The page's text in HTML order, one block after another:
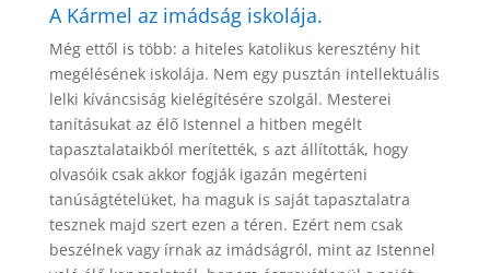
A Kármel az imádság iskolája.
Még ettől is több: a hiteles katolikus keresztény hit
megélésének iskolája. Nem egy pusztán intellektuális
lelki kíváncsiság kielégítésére szolgál. Mesterei
tanításukat az élő Istennel a hitben megélt
tapasztalataikból merítették, s azt állították, hogy
olvasóik csak akkor fogják igazán megérteni
tanúságtételüket, ha maguk is saját tapasztalatra
tesznek majd szert ezen a téren. Ezért nem csak
beszélnek vagy írnak az imádságról, mint az Istennel